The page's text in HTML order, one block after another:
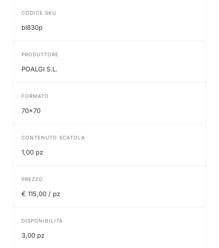
CODICE SKU
bl830p
PRODUTTORE
POALGI S.L.
FORMATO
70x70
CONTENUTO SCATOLA
1,00 pz
PREZZO
€ 115,00 / pz
DISPONIBILITÀ
3,00 pz